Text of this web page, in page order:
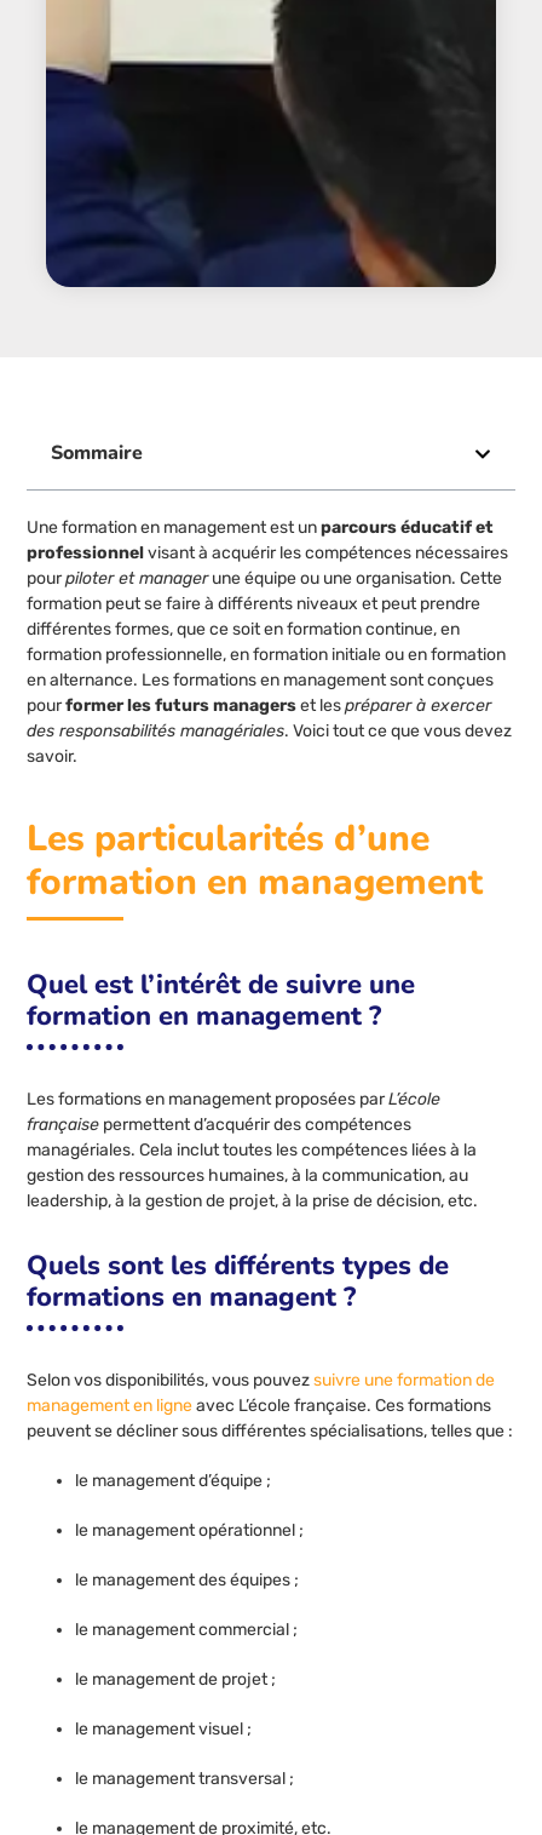
Sommaire
Une formation en management est unparcours éducatif et
professionnelvisant à acquérir les compétences nécessaires
pourpiloter et managerune équipe ou une organisation. Cette
formation peut se faire à différents niveaux et peut prendre
différentes formes, que ce soit en formation continue, en
formation professionnelle, en formation initiale ou en formation
en alternance. Les formations en management sont conçues
pourformer les futurs managerset lespréparer à exercer
des responsabilités managériales. Voici tout ce que vous devez
savoir.
Les particularités d’une
formation en management
Quel est l’intérêt de suivre une
formation en management ?
Les formations en management proposées parL’école
française permettent d’acquérir des compétences
managériales. Cela inclut toutes les compétences liées à la
gestion des ressources humaines, à la communication, au
leadership, à la gestion de projet, à la prise de décision, etc.
Quels sont les différents types de
formations en managent ?
Selon vos disponibilités, vous pouvezsuivre une formation de
management en ligneavec L’école française. Ces formations
peuvent se décliner sous différentes spécialisations, telles que :
le management d’équipe ;
le management opérationnel ;
le management des équipes ;
le management commercial ;
le management de projet ;
le management visuel ;
le management transversal ;
le management de proximité, etc.